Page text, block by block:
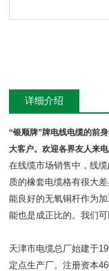
详细介绍
“银顺牌”牌电线电缆的前
大客户。欢迎各界友人来
在线缆市场销售中，线
质的橡套电缆格有很大
能良好的无氧铜杆作为
能也是成正比的。我们
天津市电缆总厂始建于
定点生产厂。注册资本